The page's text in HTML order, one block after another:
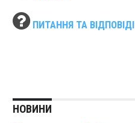
ПИТАННЯ ТА ВІДПОВІДІ
НОВИНИ